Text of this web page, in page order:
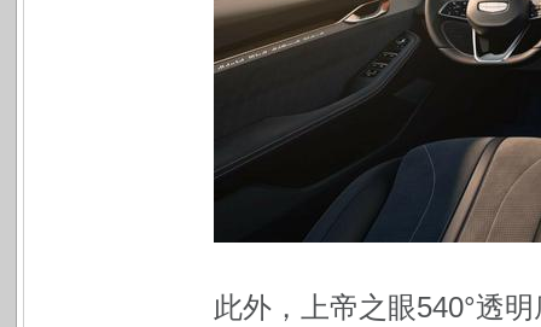
此外，上帝之眼540°透